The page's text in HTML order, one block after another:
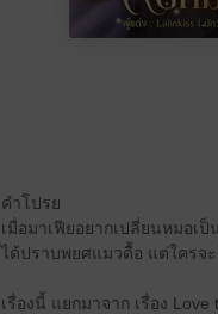
คำโปรย
เมื่อมาเฟียอยากเปลี่ยนหมอเ
ได้ปราบพยศแมวดื้อ แต่ใครจ
เรื่องนี้ แยกมาจาก เรื่อง